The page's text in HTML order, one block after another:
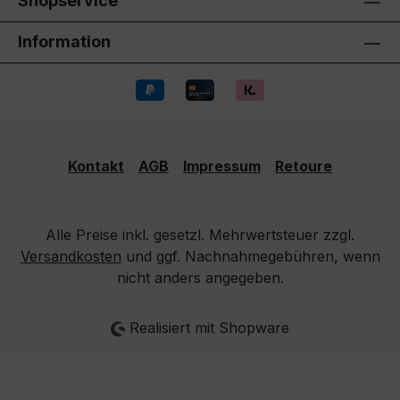
Information
Kontakt AGB Impressum Retoure
Alle Preise inkl. gesetzl. Mehrwertsteuer zzgl.
Versandkosten und ggf. Nachnahmegebühren, wenn
nicht anders angegeben.
Realisiert mit Shopware